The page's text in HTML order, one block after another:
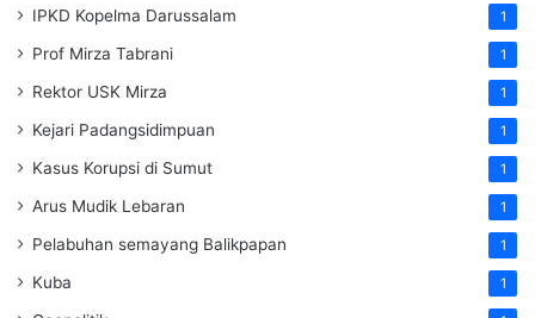
IPKD Kopelma Darussalam 1
Prof Mirza Tabrani 1
Rektor USK Mirza 1
Kejari Padangsidimpuan 1
Kasus Korupsi di Sumut 1
Arus Mudik Lebaran 1
Pelabuhan semayang Balikpapan 1
Kuba 1